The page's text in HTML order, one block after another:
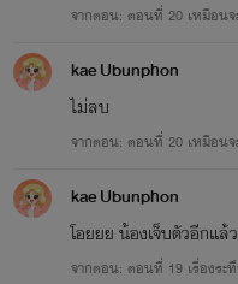
จากตอน: ตอนที่ 20 เหมือนจ
kae Ubunphon
ไม่ลบ
จากตอน: ตอนที่ 20 เหมือนจ
kae Ubunphon
โอยยย น้องเจ็บตัวอีกแล้ว
จากตอน: ตอนที่ 19 เรื่องระ